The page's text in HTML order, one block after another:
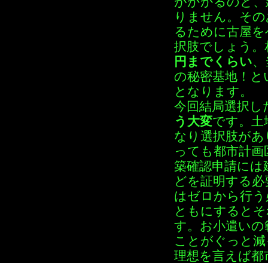
りません。そ
るために古屋
択肢でしょう
円までくらい
の秘密基地！と
となります。
今回結局選択し
う大変です。土
なり選択肢が
っても都市計
築確認申請に
どを証明する
はゼロから行
ともにすると
す。お小遣い
ことがぐっと
理想を言えば